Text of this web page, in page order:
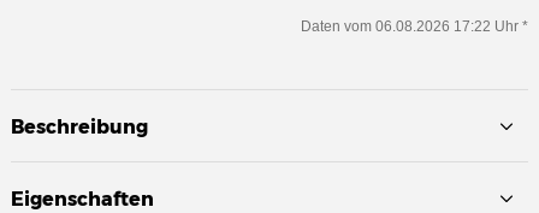
Daten vom 06.08.2026 17:22 Uhr *
Beschreibung
Eigenschaften